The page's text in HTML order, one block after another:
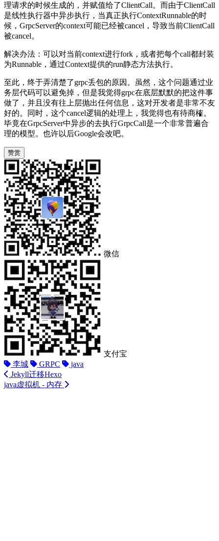
理请求的时候生成的，并赋值给了ClientCall。而由于ClientCall
是线性执行器中异步执行，当真正执行ContextRunnable的时
候，GrpcServer的context可能已经被cancel，导致当前ClientCall
被cancel。
解决办法：可以对当前context进行fork，或者把每个call都封装
为Runnable，通过Context提供的run静态方法执行。
至此，终于弄清楚了grpc丢包的原因。虽然，这个问题通过业
务层代码可以避免掉，但是我觉得grpc在底层默默的把这件事
做了，并且没有往上层抛出任何信息，这对开发者是非常不友
好的。同时，这个cancel逻辑的处理上，我觉得也有待商榷。
毕竟在GrpcServer中异步的去执行GrpcCall是一个非常普遍合
理的模型。也许以后Google会改吧。
赞赏
微信
支付宝
李城
GRPC
java
Jekyll迁移Hexo
java虚拟机 - 内存